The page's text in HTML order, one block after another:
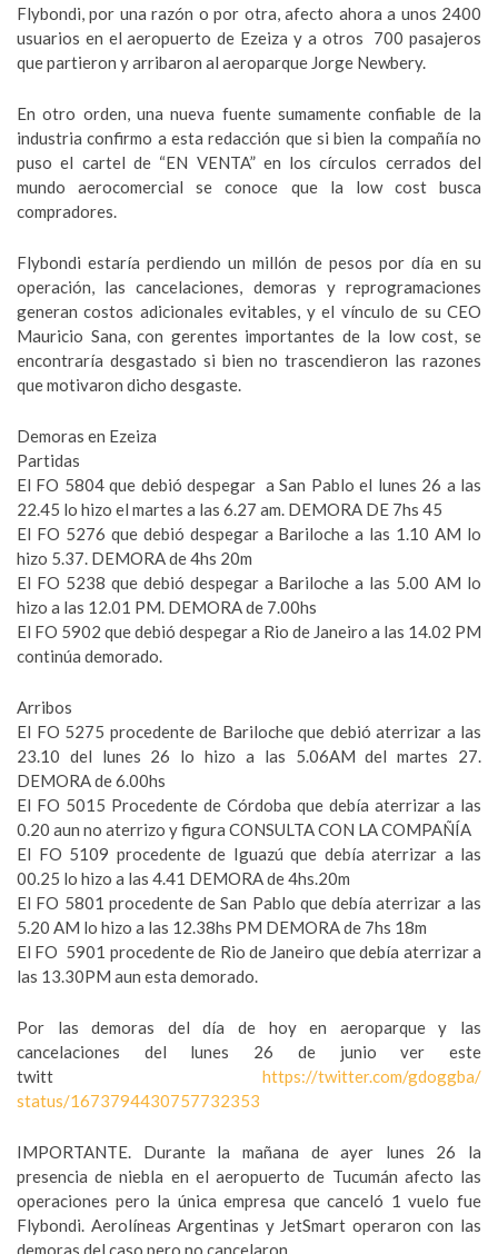
Flybondi, por una razón o por otra, afecto ahora a unos 2400
usuarios en el aeropuerto de Ezeiza y a otros 700 pasajeros
que partieron y arribaron al aeroparque Jorge Newbery.
En otro orden, una nueva fuente sumamente confiable de la
industria confirmo a esta redacción que si bien la compañía no
puso el cartel de “EN VENTA” en los círculos cerrados del
mundo aerocomercial se conoce que la low cost busca
compradores.
Flybondi estaría perdiendo un millón de pesos por día en su
operación, las cancelaciones, demoras y reprogramaciones
generan costos adicionales evitables, y el vínculo de su CEO
Mauricio Sana, con gerentes importantes de la low cost, se
encontraría desgastado si bien no trascendieron las razones
que motivaron dicho desgaste.
Demoras en Ezeiza
Partidas
El FO 5804 que debió despegar a San Pablo el lunes 26 a las
22.45 lo hizo el martes a las 6.27 am. DEMORA DE 7hs 45
El FO 5276 que debió despegar a Bariloche a las 1.10 AM lo
hizo 5.37. DEMORA de 4hs 20m
El FO 5238 que debió despegar a Bariloche a las 5.00 AM lo
hizo a las 12.01 PM. DEMORA de 7.00hs
El FO 5902 que debió despegar a Rio de Janeiro a las 14.02 PM
continúa demorado.
Arribos
El FO 5275 procedente de Bariloche que debió aterrizar a las
23.10 del lunes 26 lo hizo a las 5.06AM del martes 27.
DEMORA de 6.00hs
El FO 5015 Procedente de Córdoba que debía aterrizar a las
0.20 aun no aterrizo y figura CONSULTA CON LA COMPAÑÍA
El FO 5109 procedente de Iguazú que debía aterrizar a las
00.25 lo hizo a las 4.41 DEMORA de 4hs.20m
El FO 5801 procedente de San Pablo que debía aterrizar a las
5.20 AM lo hizo a las 12.38hs PM DEMORA de 7hs 18m
El FO 5901 procedente de Rio de Janeiro que debía aterrizar a
las 13.30PM aun esta demorado.
Por las demoras del día de hoy en aeroparque y las
cancelaciones del lunes 26 de junio ver este
twitt https://twitter.com/gdoggba/
status/1673794430757732353
IMPORTANTE. Durante la mañana de ayer lunes 26 la
presencia de niebla en el aeropuerto de Tucumán afecto las
operaciones pero la única empresa que canceló 1 vuelo fue
Flybondi. Aerolíneas Argentinas y JetSmart operaron con las
demoras del caso pero no cancelaron.